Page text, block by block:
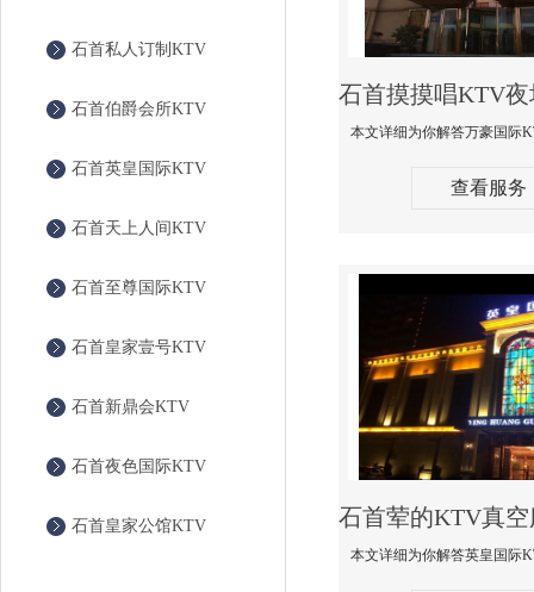
石首私人订制KTV
石首伯爵会所KTV
石首英皇国际KTV
石首天上人间KTV
石首至尊国际KTV
石首皇家壹号KTV
石首新鼎会KTV
石首夜色国际KTV
石首皇家公馆KTV
查看服务